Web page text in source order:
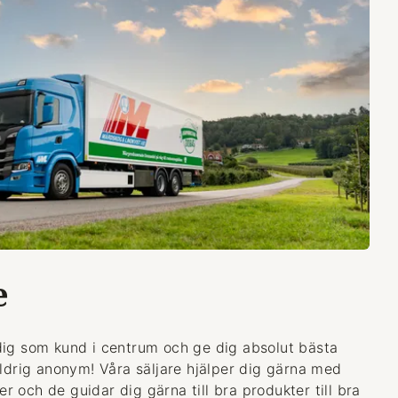
som kund i centrum och ge dig absolut bästa
anonym! Våra säljare hjälper dig gärna med
och de guidar dig gärna till bra produkter till bra